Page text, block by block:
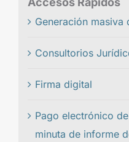
Generación masiva
Consultorios
Firma digital
Pago electrónico
minuta de informe